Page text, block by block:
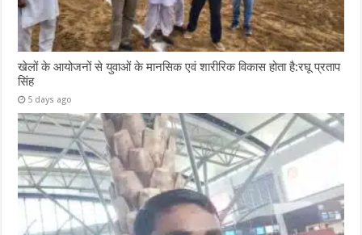
खेलों के आयोजनों से युवाओं के मानसिक एवं शारीरिक विकास होता है:रघू प्रताप
सिंह
5 days ago